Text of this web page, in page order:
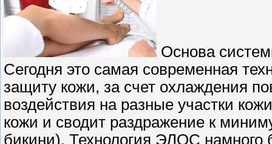
Основа
Сегодня это самая современная
защиту кожи, за счет охлаждения
воздействия на разные участки
кожи и сводит раздражение к
бикини). Технология ЭЛОС намного